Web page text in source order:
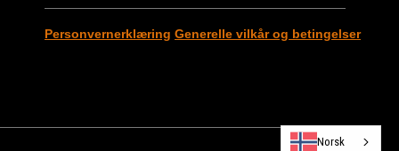
c
e
b
s
t
a
m
b
l
Personvernerklæring Generelle vilkår og betingelser
Norsk